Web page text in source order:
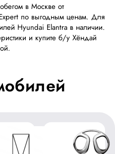
в Москве от
по выгодным ценам. Для
Hyundai Elantra в наличии.
и купите б/у Хёндай